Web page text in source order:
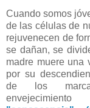
Cuando somos
de las células de
rejuvenecen de
se dañan, se
madre muere una
por su
de los